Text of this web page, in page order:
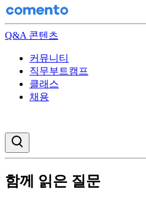
Q&A 콘텐츠
커뮤니티
직무부트캠프
클래스
채용
함께 읽은 질문